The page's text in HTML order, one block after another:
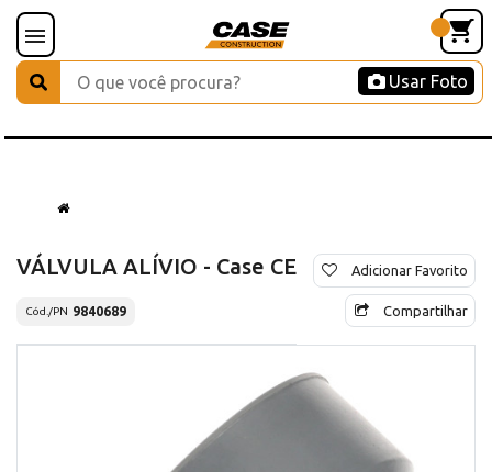
Usar Foto
VÁLVULA ALÍVIO - Case CE
Cód./PN 9840689
Adicionar Favorito
Compartilhar